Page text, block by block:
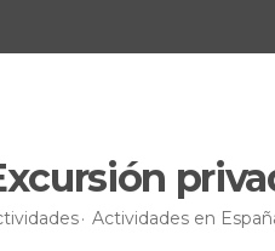
Actividades en